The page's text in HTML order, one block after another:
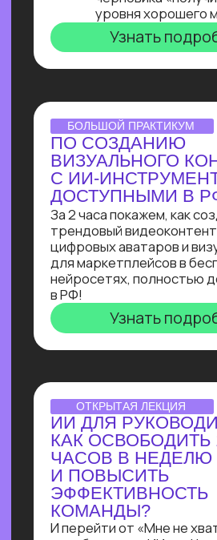
ОNLINE-ПРАКТИКУМ
ПО ЧАТ-БОТАМ
Узнай, как с нуля начать зарабатывать
на чат-ботах и уже через пару месяцев
и выйти на 100 т.р. за проект, создавая
востребованные решения для бизнеса
ОNLINE-ПРАКТИКУМ
КАК СОБРАТЬ
ИНТЕРНЕТ МАГАЗИН
В БОТЕ ЗА 40 МИН.
С ПОМОЩЬЮ ИИ
В прямом эфире технический директор
Зерокодер за 40 минут соберет ИИ-
бота для заказов цветов без кода и
расскажет, сколько за это платят!
Узнать подробнее
В ТЕЛЕГРАМ ЗА 3 ДНЯ
С НУЛЯ!
Всего за три урока ты выполнишь
реальный заказ с биржи: соберёшь
полноценного бота-нутрициолога
с ИИI-ассистентом
на Salebot и поймешь, можешь ли
ты зарабатывать на разработке чат-
ботов от 100 т.р.
Узнать подробнее